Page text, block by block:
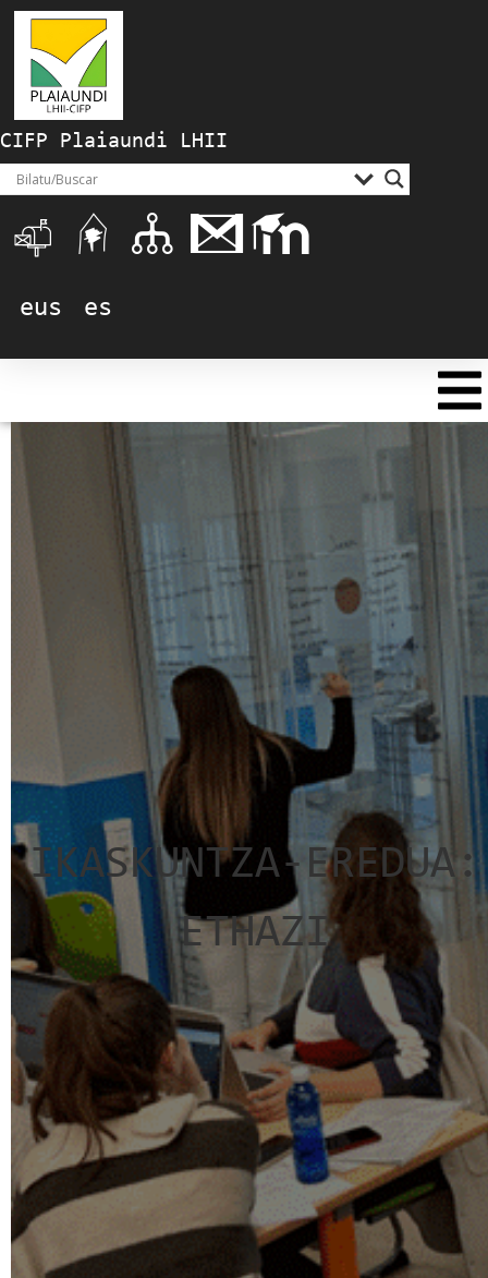
CIFP Plaiaundi LHII
eus es
IKASKUNTZA-EREDUA:
ETHAZI